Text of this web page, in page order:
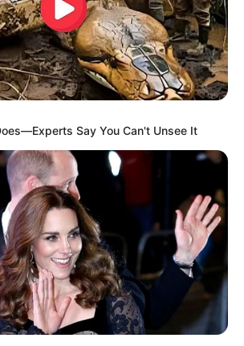
no ar em 06 de abril de 2010, o Portal
desejo de seus idealizadores de levar à
Say You Can't Unsee It